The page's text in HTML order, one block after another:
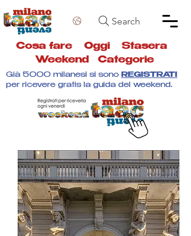
Search
Cosa fare Oggi Stasera
Weekend
Categorie
Già 5000 milanesi si sono REGISTRATI
per ricevere gratis la guida del weekend.